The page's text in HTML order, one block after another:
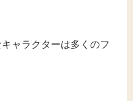
ャラクターは多くのフ